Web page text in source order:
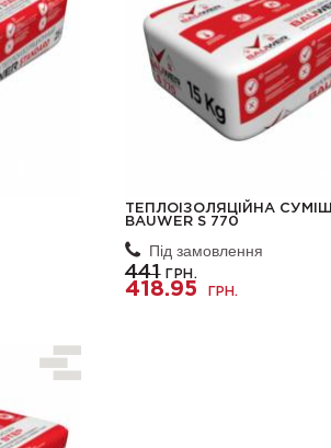
ТЕПЛОІЗОЛЯЦІЙНА СУМІШ
BAUWER S 770
Під замовлення
441ГРН.
418.95 ГРН.